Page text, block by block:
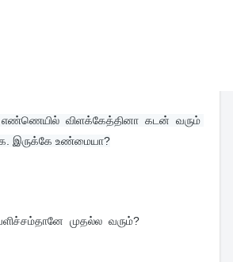
எண்ணெயில் விளக்கேத்தினா கடன் வரும்
இருக்கே உண்மையா?
முதல்ல  வரும்?